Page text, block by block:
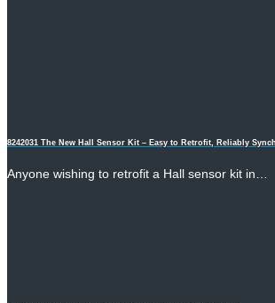
8242031 The New Hall Sensor Kit – Easy to Retrofit, Reliably
Anyone wishing to retrofit a Hall sensor kit in…